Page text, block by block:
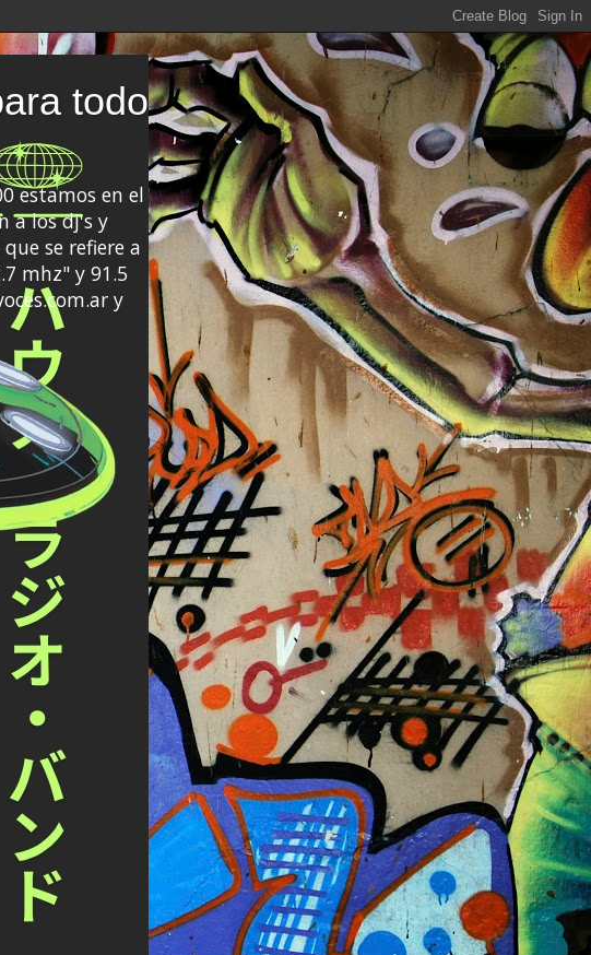
todo
estamos en el
a los dj's y
se refiere a
mhz" y 91.5
y